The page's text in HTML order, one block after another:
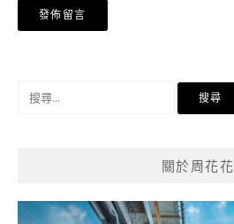
關於周花花